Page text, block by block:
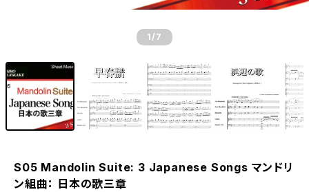
1 /7
S05 Mandolin Suite: 3 Japanese Songs マンドリ
ン組曲： 日本の歌三章